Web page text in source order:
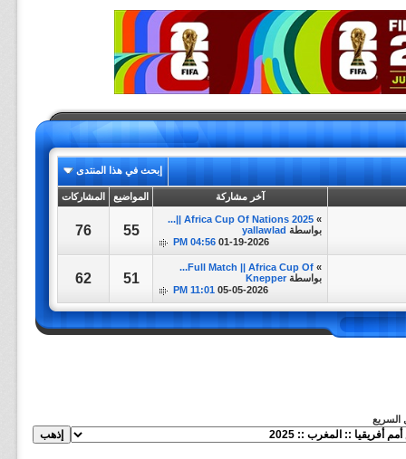
إبحث في هذا المنتدى
آخر مشاركة المواضيع المشاركات
»
Africa Cup Of Nations 2025 ||...
بواسطة yallawlad
01-19-2026
04:56 PM
55
76
»
Full Match || Africa Cup Of...
بواسطة Knepper
05-05-2026
11:01 PM
51
62
السريع